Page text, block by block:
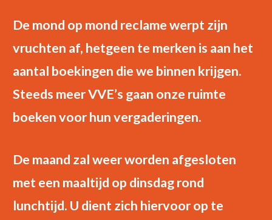
De mond op mond reclame werpt zijn
vruchten af, hetgeen te merken is aan het
aantal boekingen die we binnen krijgen.
Steeds meer VVE’s gaan onze ruimte
boeken voor hun vergaderingen.
De maand zal weer worden afgesloten
met een maaltijd op dinsdag rond
lunchtijd. U dient zich hiervoor op te